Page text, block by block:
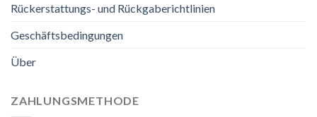
Rückerstattungs- und Rückgaberichtlinien
Geschäftsbedingungen
Über
ZAHLUNGSMETHODE